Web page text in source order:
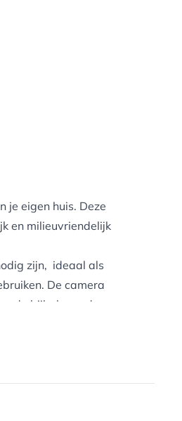
je eigen huis. Deze
en milieuvriendelijk
zijn, ideaal als
De camera
de bijbehorende
om beelden te
beste uit de natuur.